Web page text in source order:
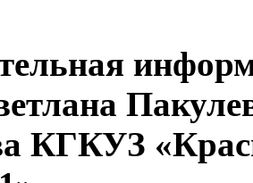
КГКУЗ